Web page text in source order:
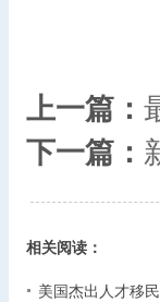
上一篇：
下一篇：
相关阅读：
美国杰出人才移